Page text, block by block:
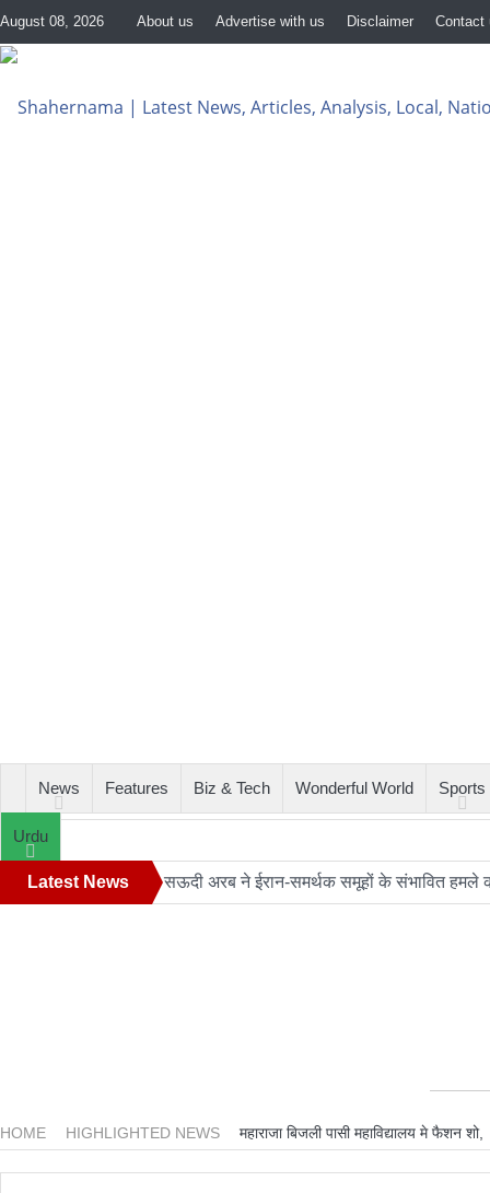
August 08, 2026 About us Advertise with us Disclaimer Contact
News Features Biz & Tech Wonderful World Sports
Urdu
Latest News सऊदी अरब ने ईरान-समर्थक समूहों के संभावित हमले
डील साइन करने का यह आखिरी मौका है, ट्रंप ने एक
‘मैं कहीं नहीं जा रहा’; ईरानी राष्ट्रपति ने इस्तीफ़े
महमूदाबाद रियासत का मोहर्रम: अज़ादारी, तहज़ीब
HOME HIGHLIGHTED NEWS महाराजा बिजली पासी महाविद्यालय मे फैशन शो,